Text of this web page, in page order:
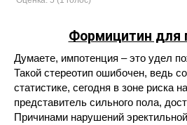
Формицитин для
Думаете, импотенция – это удел
Такой стереотип ошибочен, ведь
статистике, сегодня в зоне риска
представитель сильного пола,
Причинами нарушений